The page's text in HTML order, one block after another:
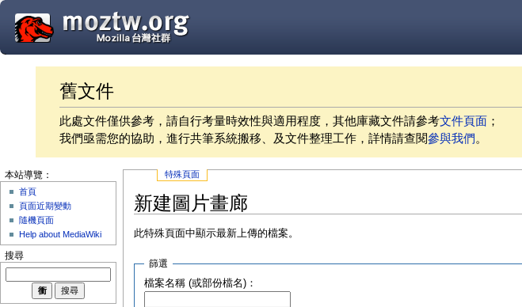
舊文件
此處文件僅供參考，請自行考量時效性與適用程度，其他庫藏文件請參考文件頁面 ；
我們亟需您的協助，進行共筆系統搬移、及文件整理工作，詳情請查閱參與我們。
特殊頁面
新建圖片畫廊
此特殊頁面中顯示最新上傳的檔案。
篩選
檔案名稱 (或部份檔名)：
本站導覽：
首頁
頁面近期變動
隨機頁面
Help about MediaWiki
搜尋